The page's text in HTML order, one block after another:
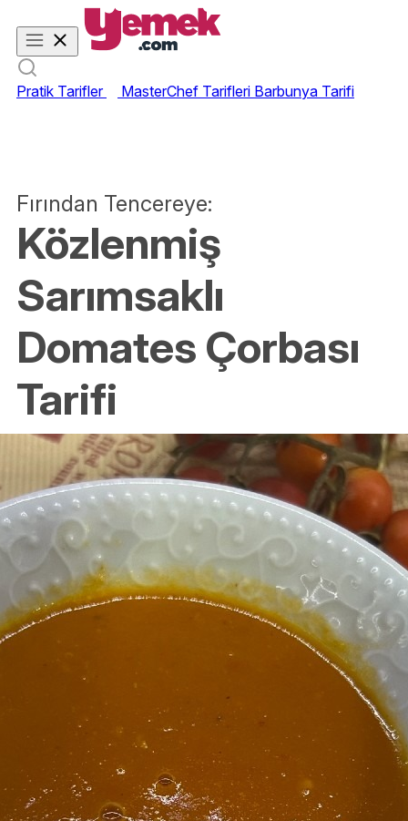
Pratik Tarifler MasterChef Tarifleri Barbunya Tarifi
Fırından Tencereye:
Közlenmiş
Sarımsaklı
Domates Çorbası
Tarifi